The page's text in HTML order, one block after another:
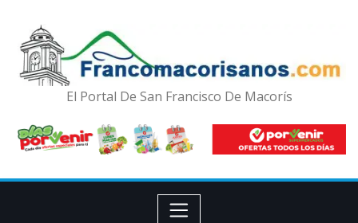
El Portal De San Francisco De Macorís